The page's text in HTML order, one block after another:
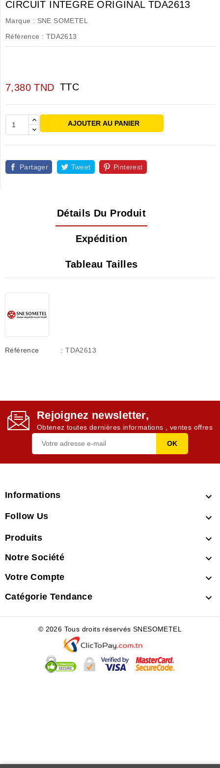
CIRCUIT INTEGRE ORIGINAL TDA2613
Marque : SNE SOMETEL
Référence : TDA2613
7,380 TND TTC
AJOUTER AU PANIER
Partager Tweet Pinterest
Détails Du Produit
Expédition
Tableau Tailles
Référence : TDA2613
Rejoignez newsletter,
Obtenez toutes dernières informations , ventes offres
Informations 
Follow Us 
Produits 
Notre Société 
Votre Compte 
Catégorie Tendance 
© 2026 Tous droits réservés SNESOMETEL